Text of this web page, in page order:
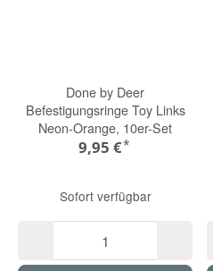
Done by Deer
Befestigungsringe Toy Links
Neon-Orange, 10er-Set
9,95 €*
Sofort verfügbar